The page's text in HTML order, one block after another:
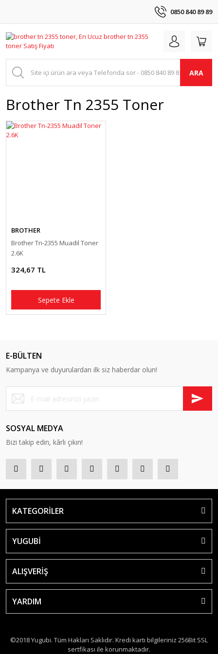
0850 840 89 89
ARA
Brother Tn 2355 Toner
BROTHER
Brother Tn-2355 Muadil Toner
2.6K
324,67 TL
Sepete Ekle
E-BÜLTEN
Kampanya ve duyurulardan ilk siz haberdar olun!
SOSYAL MEDYA
Bizi takip edin, kârlı çıkın!
KATEGORİLER
YUGUBİ
ALIŞVERİŞ
YARDIM
©2018 Yugubi. Tüm Hakları Saklıdır. Kredi kartı bilgileriniz 256Bit SSL
sertfikası ile korunmaktadır.